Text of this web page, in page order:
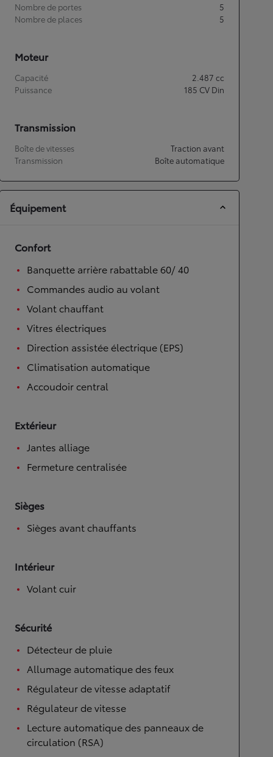
Nombre de portes
5
Nombre de places
5
Moteur
Capacité 2.487 cc
Puissance
185 CV Din
Transmission
Boîte de vitesses
Traction avant
Transmission
Boîte automatique
Équipement
Confort
Banquette arrière rabattable 60/ 40
Commandes audio au volant
Volant chauffant
Vitres électriques
Direction assistée électrique (EPS)
Climatisation automatique
Accoudoir central
Extérieur
Jantes alliage
Fermeture centralisée
Sièges
Sièges avant chauffants
Intérieur
Volant cuir
Sécurité
Détecteur de pluie
Allumage automatique des feux
Régulateur de vitesse adaptatif
Régulateur de vitesse
Lecture automatique des panneaux de
circulation (RSA)